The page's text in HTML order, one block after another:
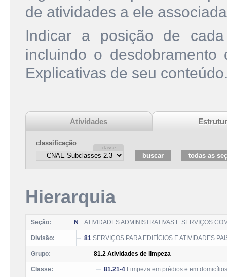
de atividades a ele
Indicar a posição de
incluindo o
Explicativas de seu
Atividades
classificação
Hierarquia
Seção: N ATIVIDADES ADMINISTRATIVAS E SERVIÇOS
Divisão: 81 SERVIÇOS PARA EDIFÍCIOS E ATIVIDADES
Grupo: 81.2 Atividades de limpeza
Classe: 81.21-4 Limpeza em prédios e em domicílios